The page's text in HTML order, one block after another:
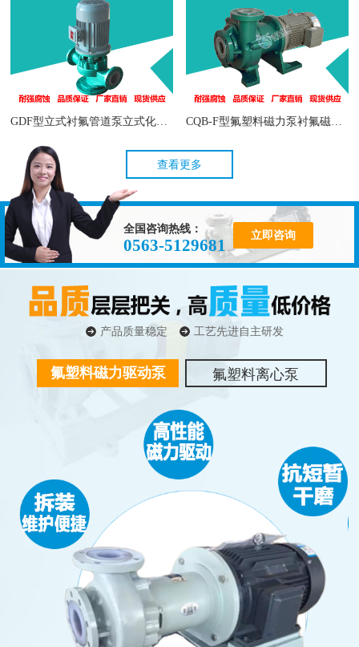
GDF型立式衬氟管道泵立式化工泵 CQB-F型氟塑料磁力泵衬氟磁力泵
查看更多
全国咨询热线：
0563-5129681 立即咨询
产品质量稳定 工艺先进自主研发
氟塑料磁力驱动泵 氟塑料离心泵